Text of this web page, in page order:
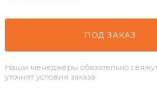
ПОД ЗАКАЗ
Наши менеджеры обязательно
уточнят условия заказа